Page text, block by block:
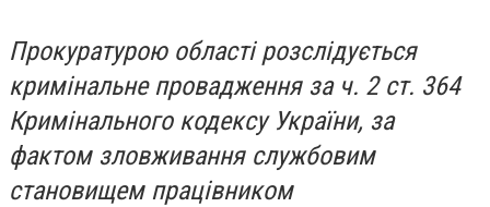
Прокуратурою області розслідується
кримінальне провадження за ч. 2 ст. 364
Кримінального кодексу України, за
фактом зловживання службовим
становищем працівником